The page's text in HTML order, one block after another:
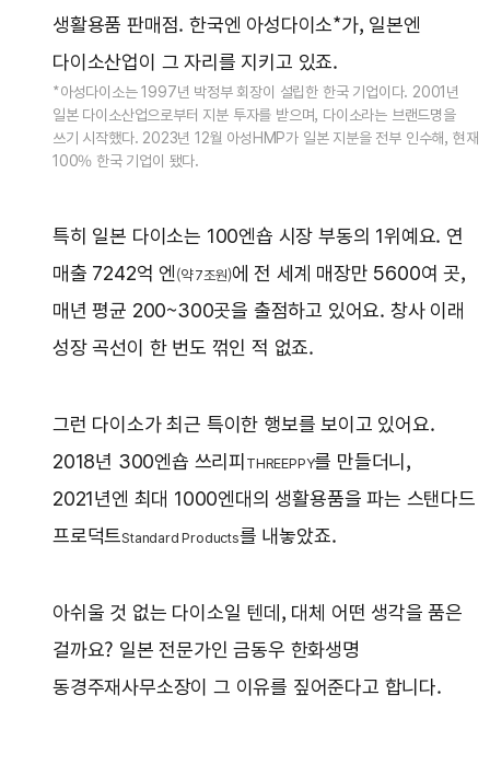
생활용품 판매점. 한국엔 아성다이소*가, 일본엔
다이소산업이 그 자리를 지키고 있죠.
*아성다이소는 1997년 박정부 회장이 설립한 한국 기업이다. 2001년
일본 다이소산업으로부터 지분 투자를 받으며, 다이소라는 브랜드명을
쓰기 시작했다. 2023년 12월 아성HMP가 일본 지분을 전부 인수해, 현재
100% 한국 기업이 됐다.
특히 일본 다이소는 100엔숍 시장 부동의 1위예요. 연
매출 7242억 엔 (약 7조원)에 전 세계 매장만 5600여 곳,
매년 평균 200~300곳을 출점하고 있어요. 창사 이래
성장 곡선이 한 번도 꺾인 적 없죠.
그런 다이소가 최근 특이한 행보를 보이고 있어요.
2018년 300엔숍 쓰리피 THREEPPY를 만들더니,
2021년엔 최대 1000엔대의 생활용품을 파는 스탠다드
프로덕트Standard Products를 내놓았죠.
아쉬울 것 없는 다이소일 텐데, 대체 어떤 생각을 품은
걸까요? 일본 전문가인 금동우 한화생명
동경주재사무소장이 그 이유를 짚어준다고 합니다.